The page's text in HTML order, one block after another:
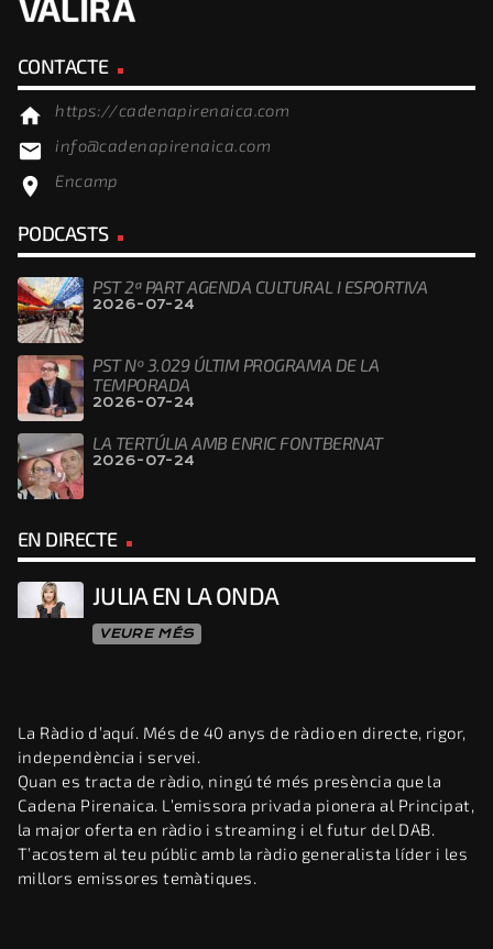
CONTACTE
home https://cadenapirenaica.com
email info@cadenapirenaica.com
location_on Encamp
PODCASTS
PST 2ª PART AGENDA CULTURAL I ESPORTIVA
2026-07-24
PST Nº 3.029 ÚLTIM PROGRAMA DE LA
TEMPORADA
2026-07-24
LA TERTÚLIA AMB ENRIC FONTBERNAT
2026-07-24
EN DIRECTE
JULIA EN LA ONDA
VEURE MÉS
La Ràdio d’aquí. Més de 40 anys de ràdio en directe, rigor,
independència i servei.
Quan es tracta de ràdio, ningú té més presència que la
Cadena Pirenaica. L’emissora privada pionera al Principat,
la major oferta en ràdio i streaming i el futur del DAB.
T’acostem al teu públic amb la ràdio generalista líder i les
millors emissores temàtiques.